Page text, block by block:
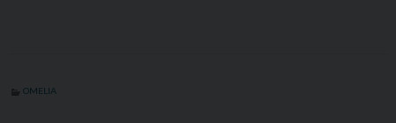
OMELIA